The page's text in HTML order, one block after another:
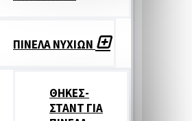
ΠΙΝΕΛΑ ΝΥΧΙΩΝ
ΘΗΚΕΣ-
ΣΤΑΝΤ ΓΙΑ